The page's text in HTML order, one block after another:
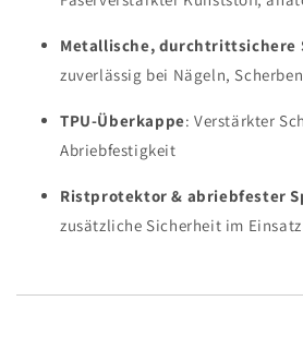
Metallische, durchtrittsichere
zuverlässig bei Nägeln,
TPU-Überkappe: Verstärkter
Abriebfestigkeit
Ristprotektor & abriebfester
zusätzliche Sicherheit im Einsatz